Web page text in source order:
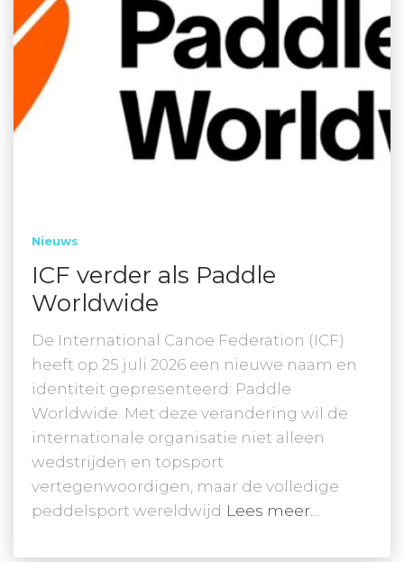
Nieuws
ICF verder als Paddle
Worldwide
De International Canoe Federation (ICF)
heeft op 25 juli 2026 een nieuwe naam en
identiteit gepresenteerd: Paddle
Worldwide. Met deze verandering wil de
internationale organisatie niet alleen
wedstrijden en topsport
vertegenwoordigen, maar de volledige
peddelsport wereldwijd Lees meer…